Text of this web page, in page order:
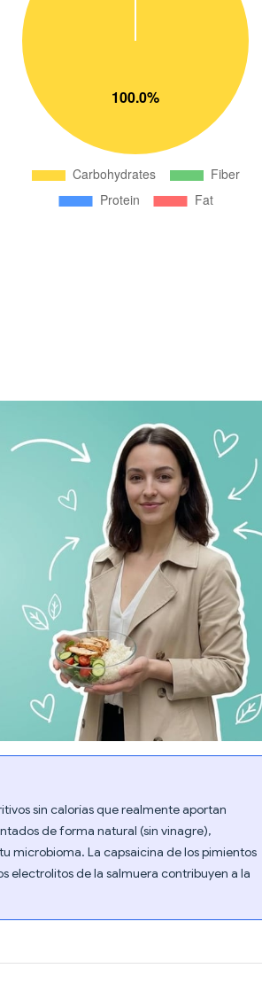
sin calorías que realmente aportan
de forma natural (sin vinagre),
microbioma. La capsaicina de los pimientos
electrolitos de la salmuera contribuyen a la